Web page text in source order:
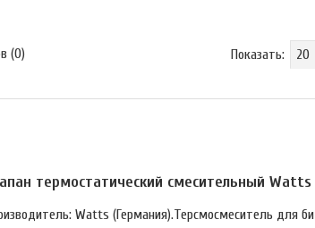
(0) Показать:
термостатический смесительный
Watts (Германия).Терсмосмеситель для